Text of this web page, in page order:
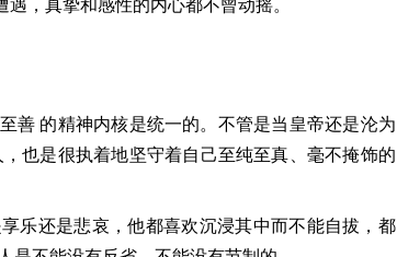
，真挚和感性的内心都不曾动摇。
善 的精神内核是统一的。不管是当皇帝还是沦为
也是很执着地坚守着自己至纯至真、毫不掩饰的
乐还是悲哀，他都喜欢沉浸其中而不能自拔，都